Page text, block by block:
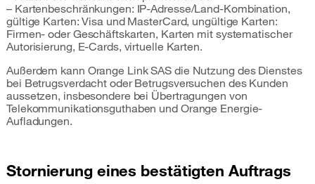
– Kartenbeschränkungen: IP-Adresse/Land-Kombination,
gültige Karten: Visa und MasterCard, ungültige Karten:
Firmen- oder Geschäftskarten, Karten mit systematischer
Autorisierung, E-Cards, virtuelle Karten.
Außerdem kann Orange Link SAS die Nutzung des Dienstes
bei Betrugsverdacht oder Betrugsversuchen des Kunden
aussetzen, insbesondere bei Übertragungen von
Telekommunikationsguthaben und Orange Energie-
Aufladungen.
Stornierung eines bestätigten Auftrags